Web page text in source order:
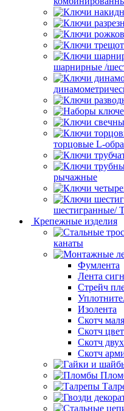
шарнирные /
торцовые L-
рычажные
шестигранные/
Крепежные изделия
канаты
Фумлента
Лента
Стрейч
Изолента
Скотч
Скотч
Скотч
Скотч